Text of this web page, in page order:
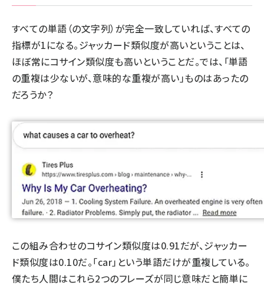
すべての単語（の文字列）が完全一致していれば、すべての
指標が1になる。ジャッカード類似度が高いということは、
ほぼ常にコサイン類似度も高いということだ。では、「単語
の重複は少ないが、意味的な重複が高い」ものはあったの
だろうか？
この組み合わせのコサイン類似度は0.91だが、ジャッカー
ド類似度は0.10だ。「car」という単語だけが重複している。
僕たち人間はこれら2つのフレーズが同じ意味だと簡単に